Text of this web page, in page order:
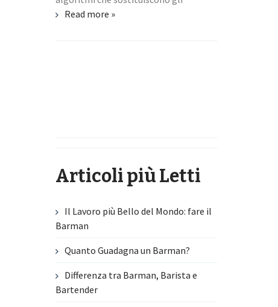
Read more »
Articoli più Letti
Il Lavoro più Bello del Mondo: fare il
Barman
Quanto Guadagna un Barman?
Differenza tra Barman, Barista e
Bartender